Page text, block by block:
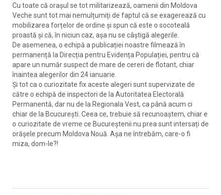
Cu toate că orașul se tot militarizează, oamenii din Moldova
Veche sunt tot mai nemulțumiți de faptul că se exagerează cu
mobilizarea forțelor de ordine și spun că este o socoteală
proastă și că, în niciun caz, așa nu se câștigă alegerile.
De asemenea, o echipă a publicației noastre filmează în
permanență la Direcția pentru Evidența Populației, pentru că
apare un număr suspect de mare de cereri de flotant, chiar
înaintea alegerilor din 24 ianuarie.
Și tot ca o curiozitate fix aceste alegeri sunt supervizate de
către o echipă de inspectori de la Autoritatea Electorală
Permanentă, dar nu de la Regionala Vest, ca până acum ci
chiar de la Bcucurești. Ceea ce, trebuie să recunoaștem, chiar e
o curiozitate de vreme ce Bucureștenii nu prea sunt intersați de
orășele precum Moldova Nouă. Așa ne întrebăm, care-o fi
miza, dom-le?!